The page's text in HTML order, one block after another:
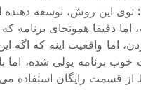
توی این روش، توسعه
اما دقیقا همونجای
اما واقعیت اینه که اگه
برنامه پولی شده، اما